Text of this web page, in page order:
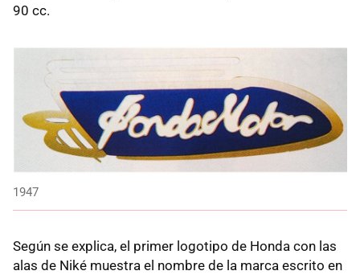
90 cc.
1947
Según se explica, el primer logotipo de Honda con las
alas de Niké muestra el nombre de la marca escrito en